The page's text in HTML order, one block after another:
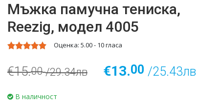
Мъжка памучна тениска,
Reezig, модел 4005
Оценка: 5.00- 10гласа
€15.00 /29.34лв €13.00 /25.43лв
В наличност